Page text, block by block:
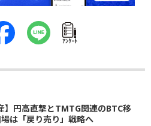
ｱﾝｹｰﾄ
】円高直撃とTMTG関連のBTC移
は「戻り売り」戦略へ